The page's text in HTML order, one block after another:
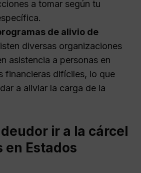
a tomar según tu
de alivio de
diversas organizaciones
asistencia a personas en
financieras difíciles, lo que
a aliviar la carga de la
ir a la cárcel
en Estados